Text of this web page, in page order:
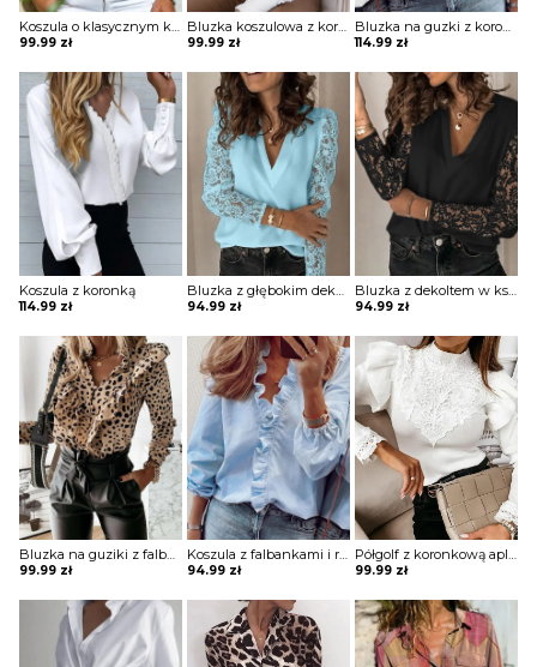
Koszula o klasycznym kroju z kieszeniami na piersi
99.99 zł
Bluzka koszulowa z koronkowymi wstawkami na rękawach i przy dekolcie
99.99 zł
Bluzka na guzki z koronkowymi rekawami i koronkową aplikacją
114.99 zł
Koszula z koronką
114.99 zł
Bluzka z głębokim dekoltem w kształcie litery V z koronkowymi rękawami
94.99 zł
Bluzka z dekoltem w kształcie litery V z koronkowymi rękawami
94.99 zł
Bluzka na guziki z falbaną na biuście
99.99 zł
Koszula z falbankami i rękawami na gumkę
94.99 zł
Półgolf z koronkową aplikacją i koronkowym wykończeniem rękawów
99.99 zł